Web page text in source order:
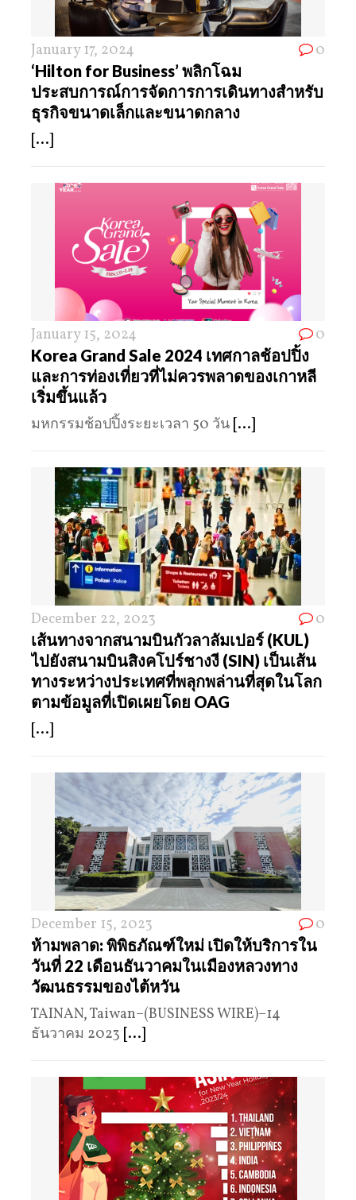
January 17, 2024 0
‘Hilton for Business’ พลิกโฉม
ประสบการณ์การจัดการการเดินทางสำหรับ
ธุรกิจขนาดเล็กและขนาดกลาง
[...]
January 15, 2024 0
Korea Grand Sale 2024 เทศกาลช้อปปิ้ง
และการท่องเที่ยวที่ไม่ควรพลาดของเกาหลี
เริ่มขึ้นแล้ว
มหกรรมช้อปปิ้งระยะเวลา 50 วัน [...]
December 22, 2023 0
เส้นทางจากสนามบินกัวลาลัมเปอร์ (KUL)
ไปยังสนามบินสิงคโปร์ชางงี (SIN) เป็นเส้น
ทางระหว่างประเทศที่พลุกพล่านที่สุดในโลก
ตามข้อมูลที่เปิดเผยโดย OAG
[...]
December 15, 2023 0
ห้ามพลาด: พิพิธภัณฑ์ใหม่ เปิดให้บริการใน
วันที่ 22 เดือนธันวาคมในเมืองหลวงทาง
วัฒนธรรมของไต้หวัน
TAINAN, Taiwan–(BUSINESS WIRE)–14
ธันวาคม 2023 [...]